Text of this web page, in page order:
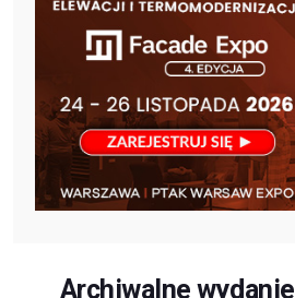
Archiwalne wydanie